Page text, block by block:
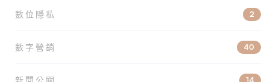
數位隱私 2
數字營銷 40
新聞公關 14